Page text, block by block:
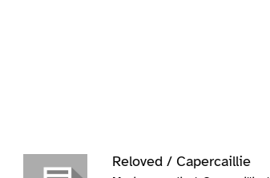
Reloved / Capercaillie